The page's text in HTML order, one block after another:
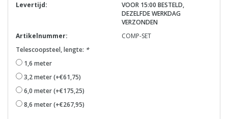
Levertijd:
VOOR 15:00 BESTELD,
DEZELFDE WERKDAG
VERZONDEN
Artikelnummer:
COMP-SET
Telescoopsteel, lengte: *
1,6 meter
3,2 meter (+€61,75)
6,0 meter (+€175,25)
8,6 meter (+€267,95)